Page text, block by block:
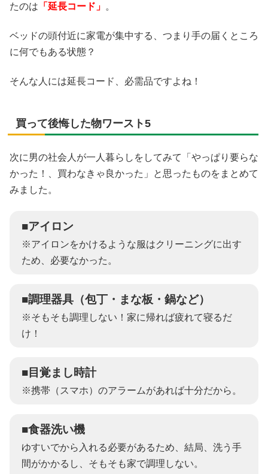
たのは 「延長コード」 。
ベッドの頭付近に家電が集中する、つまり手の届くところ
に何でもある状態？
そんな人には延長コード、必需品ですよね！
買って後悔した物ワースト5
次に男の社会人が一人暮らしをしてみて「やっぱり要らな
かった！、買わなきゃ良かった」と思ったものをまとめて
みました。
■アイロン
※アイロンをかけるような服はクリーニングに出す
ため、必要なかった。
■調理器具（包丁・まな板・鍋など）
※そもそも調理しない！家に帰れば疲れて寝るだ
け！
■目覚まし時計
※携帯（スマホ）のアラームがあれば十分だから。
■食器洗い機
ゆすいでから入れる必要があるため、結局、洗う手
間がかかるし、そもそも家で調理しない。